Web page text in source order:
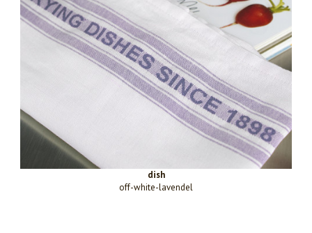
dish
off-white-lavendel